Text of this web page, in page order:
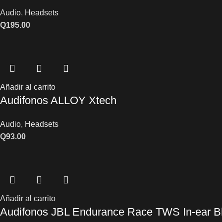
Audio, Headsets
Q195.00
Añadir al carrito
Audifonos ALLOY Xtech
Audio, Headsets
Q93.00
Añadir al carrito
Audifonos JBL Endurance Race TWS In-ear